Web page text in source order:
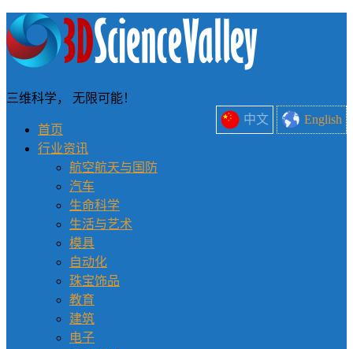
中文 English
三维科学， 无限可能！
首页
行业资讯
航空航天与国防
汽车
生命科学
生活与艺术
模具
自动化
珠宝饰品
教育
建筑
电子